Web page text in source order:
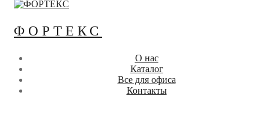
ФОРТЕКС
О нас
Каталог
Все для офиса
Контакты